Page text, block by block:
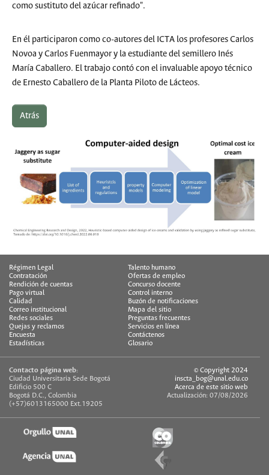
como sustituto del azúcar refinado".
En él participaron como co-autores del ICTA los profesores Carlos
Novoa y Carlos Fuenmayor y la estudiante del semillero Inés
María Caballero. El trabajo contó con el invaluable apoyo técnico
de Ernesto Caballero de la Planta Piloto de Lácteos.
Atrás
Régimen Legal
Talento humano
Contratación
Ofertas de empleo
Rendición de cuentas
Concurso docente
Pago virtual
Control interno
Calidad
Buzón de notificaciones
Correo institucional
Mapa del sitio
Redes sociales
Preguntas frecuentes
Quejas y reclamos
Servicios en línea
Encuesta
Contáctenos
Estadísticas
Glosario
Contacto página web:
Ciudad Universitaria Sede Bogotá
Edificio 500 C
Bogotá D.C., Colombia
(+57)6013165000 Ext.19205
© Copyright 2024
inscta_bog@unal.edu.co
Acerca de este sitio web
Actualización: 07/08/2026